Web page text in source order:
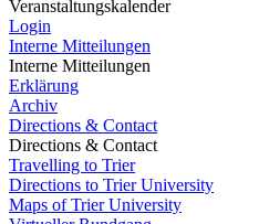
Veranstaltungskalender
Login
Interne Mitteilungen
Interne Mitteilungen
Erklärung
Archiv
Directions & Contact
Directions & Contact
Travelling to Trier
Directions to Trier University
Maps of Trier University